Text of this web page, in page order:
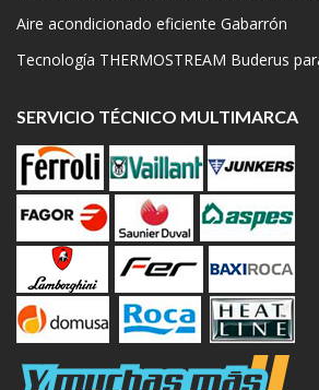
Aire acondicionado eficiente Gabarrón
Tecnología THERMOSTREAM Buderus
SERVICIO TÉCNICO MULTIMARCA